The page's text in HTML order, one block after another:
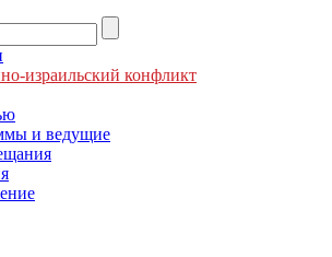
израильский конфликт
и ведущие